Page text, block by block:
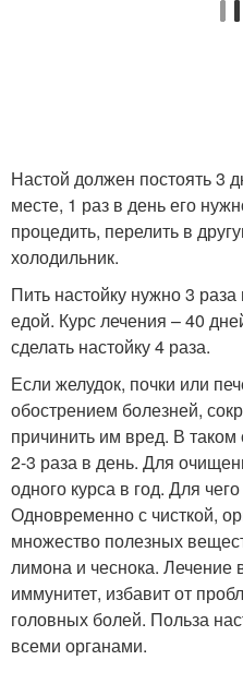
Настой должен постоять 3
месте, 1 раз в день его
процедить, перелить в
холодильник.
Пить настойку нужно 3
едой. Курс лечения – 40
сделать настойку 4 раза.
Если желудок, почки или
обострением болезней,
причинить им вред. В
2-3 раза в день. Для
одного курса в год. Для
Одновременно с чисткой,
множество полезных
лимона и чеснока. Лечение
иммунитет, избавит от
головных болей. Польза
всеми органами.